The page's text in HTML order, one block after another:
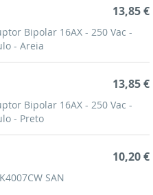
Bipolar 16AX - 250 Vac -
- Areia
13,85 €
Bipolar 16AX - 250 Vac -
- Preto
13,85 €
SAN
10,20 €